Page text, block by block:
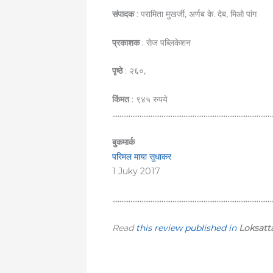
संपादक: परामिता मुखर्जी, अर्णब के. देब, मिओ पांग
प्रकाशक: सेज पब्लिकेशन
पृष्ठे: २६०,
किंमत: ९४५ रुपये
बुकमार्क
परिमल माया सुधाकर
1 Juky 2017
Read this review published in